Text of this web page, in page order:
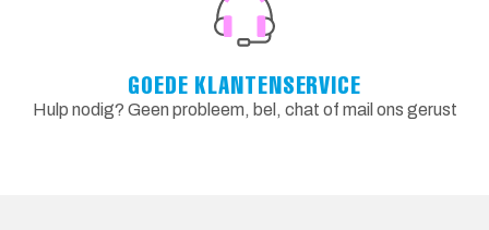
GOEDE KLANTENSERVICE
Hulp nodig? Geen probleem, bel, chat of mail ons gerust